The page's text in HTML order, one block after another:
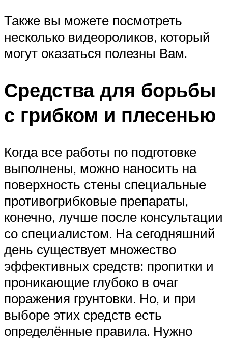
Также вы можете посмотреть
несколько видеороликов, который
могут оказаться полезны Вам.
Средства для борьбы
с грибком и плесенью
Когда все работы по подготовке
выполнены, можно наносить на
поверхность стены специальные
противогрибковые препараты,
конечно, лучше после консультации
со специалистом. На сегодняшний
день существует множество
эффективных средств: пропитки и
проникающие глубоко в очаг
поражения грунтовки. Но, и при
выборе этих средств есть
определённые правила. Нужно